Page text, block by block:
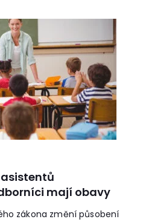
mají obavy
zákona změní působení